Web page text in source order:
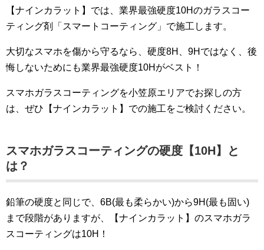
【ナインカラット】では、業界最強硬度10Hのガラスコー
ティング剤「スマートコーティング」で施工します。
大切なスマホを傷から守るなら、硬度8H、9Hではなく、後
悔しないためにも業界最強硬度10Hがベスト！
スマホガラスコーティングを小笠原エリアでお探しの方
は、ぜひ【ナインカラット】での施工をご検討ください。
スマホガラスコーティングの硬度【10H】と
は？
鉛筆の硬度と同じで、6B(最も柔らかい)から9H(最も固い)
まで段階がありますが、【ナインカラット】のスマホガラ
スコーティングは10H！